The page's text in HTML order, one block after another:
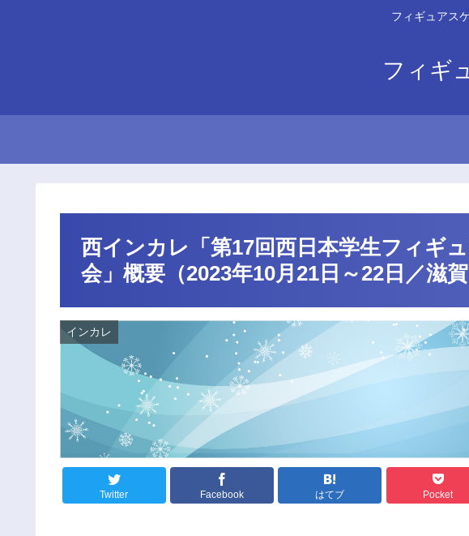
フィギュアス
フィギ
西インカレ「第17回西日本学生フィギ
会」概要（2023年10月21日～22日／滋賀
インカレ
Twitter Facebook はてブ Pocket